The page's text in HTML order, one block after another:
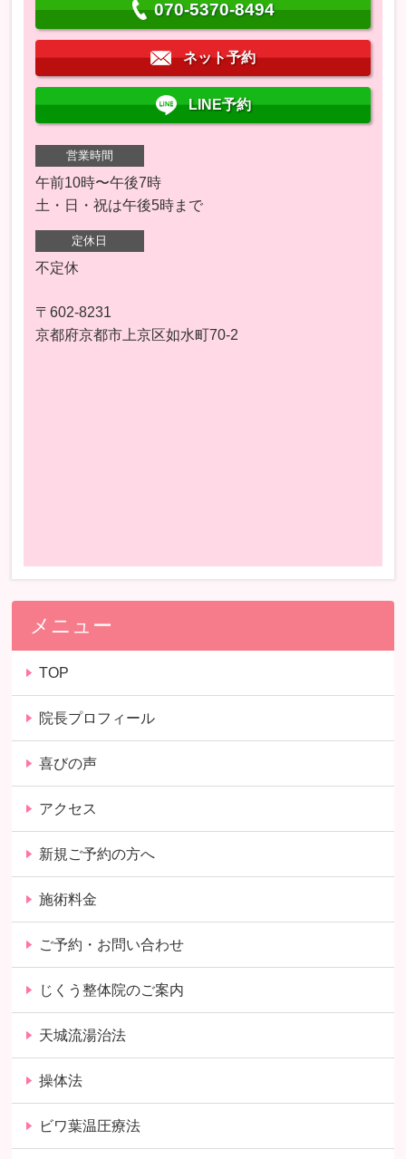
070-5370-8494
ネット予約
LINE予約
営業時間
午前10時〜午後7時
土・日・祝は午後5時まで
定休日
不定休
〒602-8231
京都府京都市上京区如水町70-2
メニュー
TOP
院長プロフィール
喜びの声
アクセス
新規ご予約の方へ
施術料金
ご予約・お問い合わせ
じくう整体院のご案内
天城流湯治法
操体法
ビワ葉温圧療法